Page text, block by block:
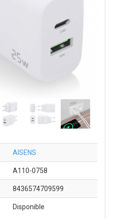
AISENS
A110-0758
8436574709599
Disponible